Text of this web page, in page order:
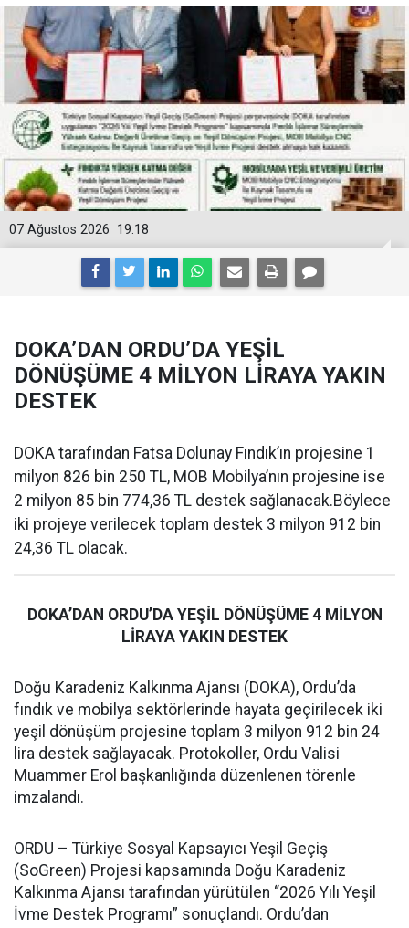
19:18
07 Ağustos 2026
DOKA’DAN ORDU’DA YEŞİL
DÖNÜŞÜME 4 MİLYON LİRAYA YAKIN
DESTEK
DOKA tarafından Fatsa Dolunay Fındık’ın projesine 1
milyon 826 bin 250 TL, MOB Mobilya’nın projesine ise
2 milyon 85 bin 774,36 TL destek sağlanacak.Böylece
iki projeye verilecek toplam destek 3 milyon 912 bin
24,36 TL olacak.
DOKA’DAN ORDU’DA YEŞİL DÖNÜŞÜME 4 MİLYON
LİRAYA YAKIN DESTEK
Doğu Karadeniz Kalkınma Ajansı (DOKA), Ordu’da
fındık ve mobilya sektörlerinde hayata geçirilecek iki
yeşil dönüşüm projesine toplam 3 milyon 912 bin 24
lira destek sağlayacak. Protokoller, Ordu Valisi
Muammer Erol başkanlığında düzenlenen törenle
imzalandı.
ORDU – Türkiye Sosyal Kapsayıcı Yeşil Geçiş
(SoGreen) Projesi kapsamında Doğu Karadeniz
Kalkınma Ajansı tarafından yürütülen “2026 Yılı Yeşil
İvme Destek Programı” sonuçlandı. Ordu’dan